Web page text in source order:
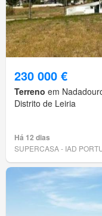
230 000 €
Terreno em
Distrito de Leiria
Há 12 dias
SUPERCASA - IAD